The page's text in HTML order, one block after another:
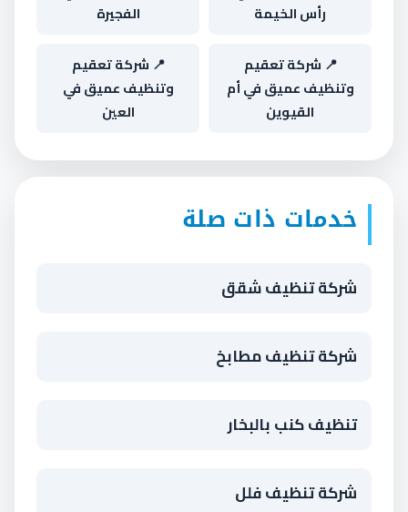
رأس الخيمة
الفجيرة
📍 شركة تعقيم
وتنظيف عميق في أم
القيوين
📍 شركة تعقيم
وتنظيف عميق في
العين
خدمات ذات صلة
شركة تنظيف شقق
شركة تنظيف مطابخ
تنظيف كنب بالبخار
شركة تنظيف فلل